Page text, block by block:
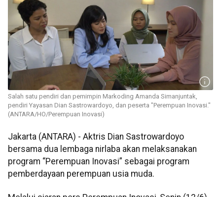
Salah satu pendiri dan pemimpin Markoding Amanda Simanjuntak,
pendiri Yayasan Dian Sastrowardoyo, dan peserta "Perempuan Inovasi."
(ANTARA/HO/Perempuan Inovasi)
Jakarta (ANTARA) - Aktris Dian Sastrowardoyo
bersama dua lembaga nirlaba akan melaksanakan
program “Perempuan Inovasi” sebagai program
pemberdayaan perempuan usia muda.